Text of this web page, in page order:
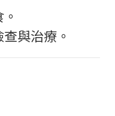
與治療。